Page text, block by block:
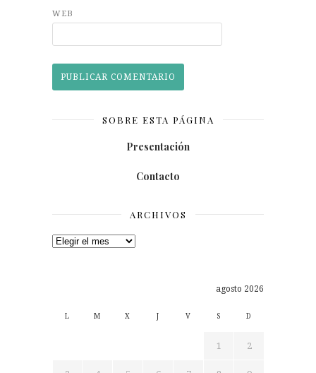
WEB
SOBRE ESTA PÁGINA
Presentación
Contacto
ARCHIVOS
Archivos
agosto 2026
L M X J V S D
1 2